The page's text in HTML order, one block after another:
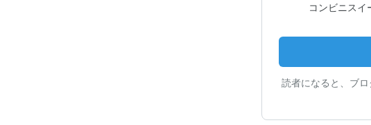
コンビニス
読者になると、ブ